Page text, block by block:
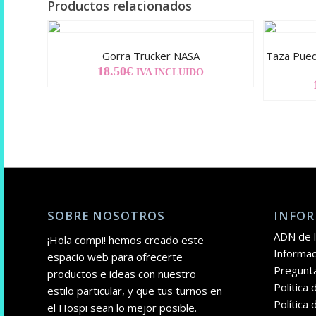
Productos relacionados
Gorra Trucker NASA
18.50€ IVA INCLUIDO
Taza
SOBRE NOSOTROS
¡Hola compi! hemos creado este
espacio web para ofrecerte
productos e ideas con nuestro
estilo particular, y que tus turnos en
el Hospi sean lo mejor posible.
ADN de
Política
Política